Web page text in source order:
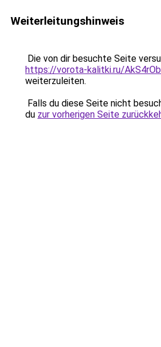
Weiterleitungshinweis
Die von dir besuchte Seite
https://vorota-kalitki.ru/
weiterzuleiten.
Falls du diese Seite nicht
du zur vorherigen Seite